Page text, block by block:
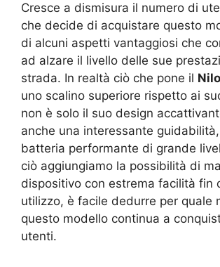
Cresce a dismisura il numero di
che decide di acquistare questo
di alcuni aspetti vantaggiosi che
ad alzare il livello delle sue
strada. In realtà ciò che pone il
uno scalino superiore rispetto ai
non è solo il suo design
anche una interessante
batteria performante di grande
ciò aggiungiamo la possibilità di
dispositivo con estrema facilità fin
utilizzo, è facile dedurre per quale
questo modello continua a
utenti.